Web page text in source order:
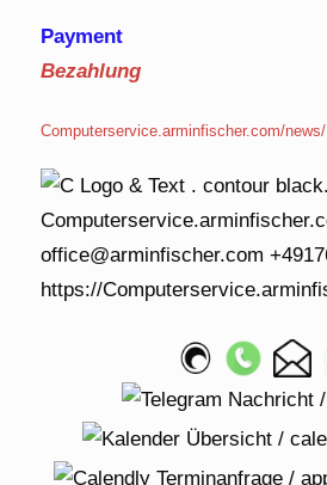
Payment
Bezahlung
Computerservice.arminfischer.com/news/